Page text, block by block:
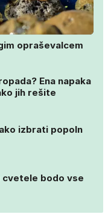
opraševalcem
Ena napaka
jih rešite
izbrati popoln
cvetele bodo vse